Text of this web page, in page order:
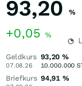
93,20 %
+0,05 %
Geldkurs
07.08.26
93,20 %
10.000.000
Briefkurs 94,91 %